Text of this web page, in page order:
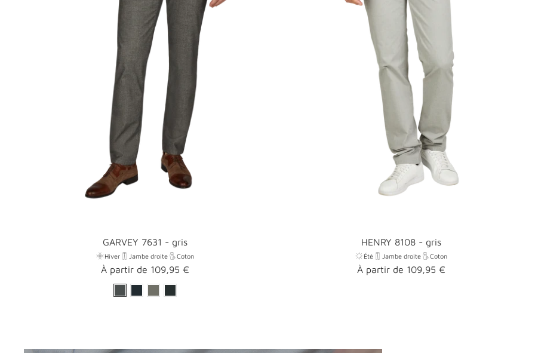
GARVEY 7631 - gris
Hiver Jambe droite Coton
Prix
promotionnel
À partir de 109,95 €
HENRY 8108 - gris
Été Jambe droite Coton
Prix
À partir de 109,95 €